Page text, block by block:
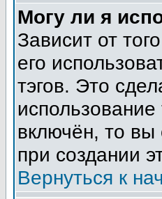
Могу ли я
Зависит от
его
тэгов. Это
включён, то вы
при создании
Вернуться к